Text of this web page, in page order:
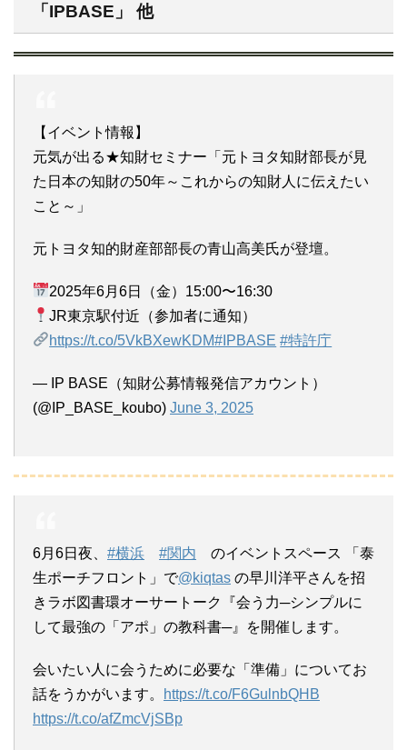
「IPBASE」 他
【イベント情報】
元気が出る★知財セミナー「元トヨタ知財部長が見
た日本の知財の50年～これからの知財人に伝えたい
こと～」
元トヨタ知的財産部部長の青山高美氏が登壇。
2025年6月6日（金）15:00〜16:30
JR東京駅付近（参加者に通知）
https://t.co/5VkBXewKDM#IPBASE #特許庁
— IP BASE（知財公募情報発信アカウント）
(@IP_BASE_koubo) June 3, 2025
6月6日夜、 #横浜 #関内 のイベントスペース 「泰
生ポーチフロント」で@kiqtas の早川洋平さんを招
きラボ図書環オーサートーク『会う力─シンプルに
して最強の「アポ」の教科書─』を開催します。
会いたい人に会うために必要な「準備」についてお
話をうかがいます。
https://t.co/F6GulnbQHB
https://t.co/afZmcVjSBp